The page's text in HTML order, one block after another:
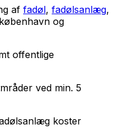
af fadøl, fadølsanlæg,
og
offentlige
ved min. 5
koster